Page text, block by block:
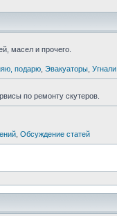
масел и прочего.
подарю Эвакуаторы Угнали
по ремонту скутеров.
Обсуждение статей